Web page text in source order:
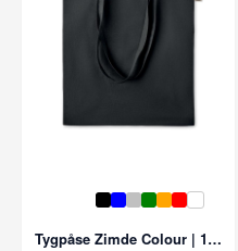
Tygpåse Zimde Colour | 140gr/m2 | Ekologisk